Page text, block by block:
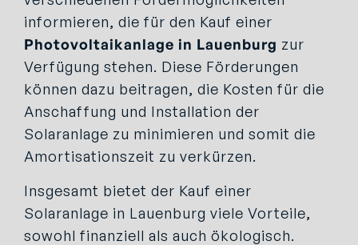
informieren, die für den Kauf einer
Photovoltaikanlage in Lauenburg zur
Verfügung stehen. Diese Förderungen
können dazu beitragen, die Kosten für die
Anschaffung und Installation der
Solaranlage zu minimieren und somit die
Amortisationszeit zu verkürzen.
Insgesamt bietet der Kauf einer
Solaranlage in Lauenburg viele Vorteile,
sowohl finanziell als auch ökologisch.